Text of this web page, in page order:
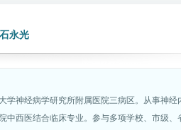
石永光
学神经病学研究所附属医院三病区。从事神经
中西医结合临床专业。参与多项学校、市级、